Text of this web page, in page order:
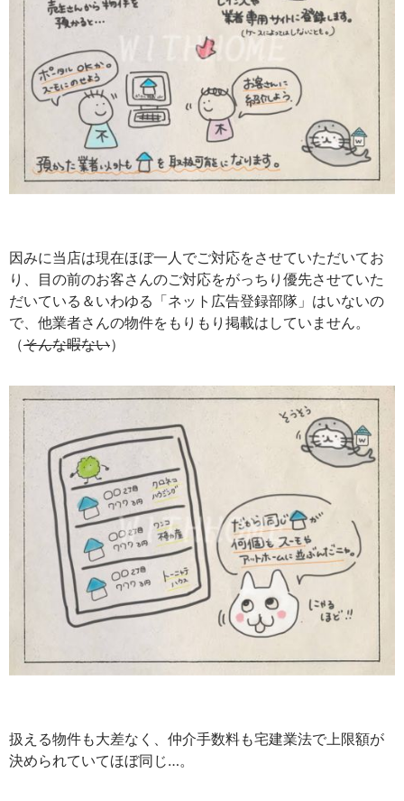
因みに当店は現在ほぼ一人でご対応をさせていただいてお
り、目の前のお客さんのご対応をがっちり優先させていた
だいている＆いわゆる「ネット広告登録部隊」はいないの
で、他業者さんの物件をもりもり掲載はしていません。
（そんな暇ない）
扱える物件も大差なく、仲介手数料も宅建業法で上限額が
決められていてほぼ同じ…。